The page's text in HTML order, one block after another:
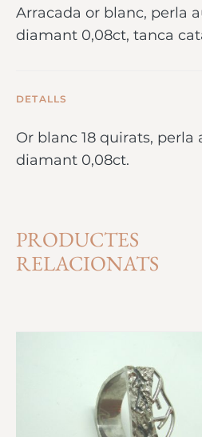
Arracada or blanc, perla
diamant 0,08ct, tanca
DETALLS
Or blanc 18 quirats,
diamant 0,08ct.
PRODUCTES
RELACIONATS